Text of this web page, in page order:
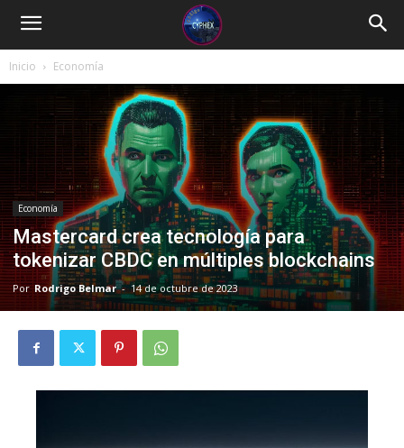
Inicio Economía
Economía
Mastercard crea tecnología para
tokenizar CBDC en múltiples blockchains
Por Rodrigo Belmar - 14 de octubre de 2023